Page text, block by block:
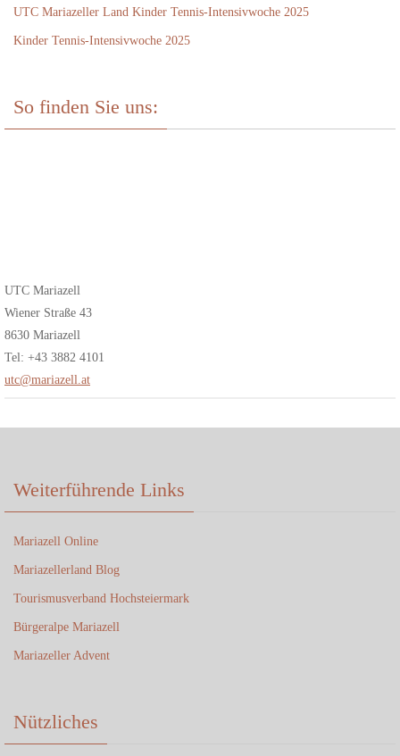
UTC Mariazeller Land Kinder Tennis-Intensivwoche 2025
Kinder Tennis-Intensivwoche 2025
So finden Sie uns:
UTC Mariazell
Wiener Straße 43
8630 Mariazell
Tel: +43 3882 4101
utc@mariazell.at
Weiterführende Links
Mariazell Online
Mariazellerland Blog
Tourismusverband Hochsteiermark
Bürgeralpe Mariazell
Mariazeller Advent
Nützliches